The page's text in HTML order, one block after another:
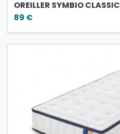
OREILLER SYMBIO CLASSIC
89 €